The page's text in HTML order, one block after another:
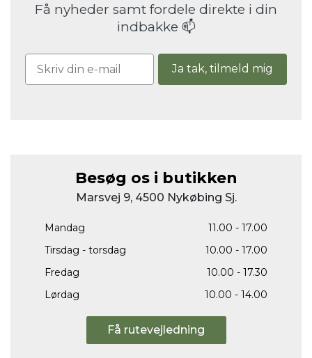
Få nyheder samt fordele direkte i din
indbakke 📫
Ja tak, tilmeld mig
Besøg os i butikken
Marsvej 9, 4500 Nykøbing Sj.
Mandag
11.00 - 17.00
Tirsdag - torsdag
10.00 - 17.00
Fredag
10.00 - 17.30
Lørdag
10.00 - 14.00
Få rutevejledning